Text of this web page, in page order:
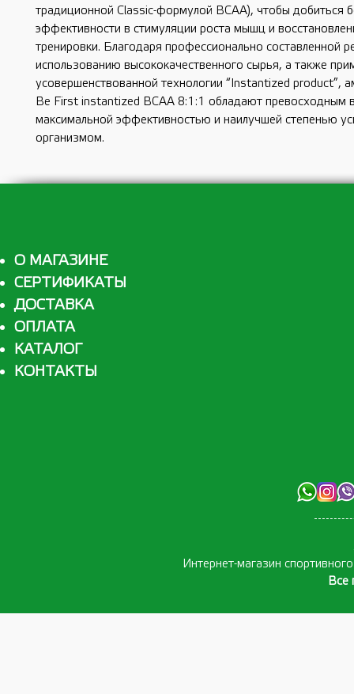
традиционной Classic-формулой BCAA), чтобы добиться
эффективности в стимуляции роста мышц и
тренировки. Благодаря профессионально составленной
использованию высококачественного сырья, а также
усовершенствованной технологии “Instantized product”,
Be First instantized BCAA 8:1:1 обладают превосходным
максимальной эффективностью и наилучшей степенью
организмом.
О МАГАЗИНЕ
СЕРТИФИКАТЫ
ДОСТАВКА
ОПЛАТА
КАТАЛОГ
КОНТАКТЫ
Интернет-магазин
Все